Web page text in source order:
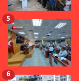
5
6